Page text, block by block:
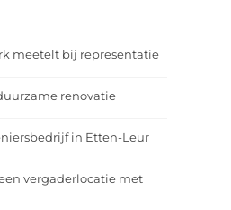
meetelt bij representatie
renovatie
in Etten-Leur
vergaderlocatie met